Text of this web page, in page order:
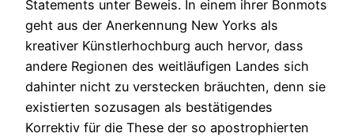
Statements unter Beweis. In einem ihrer Bonmots
geht aus der Anerkennung New Yorks als
kreativer Künstlerhochburg auch hervor, dass
andere Regionen des weitläufigen Landes sich
dahinter nicht zu verstecken bräuchten, denn sie
existierten sozusagen als bestätigendes
Korrektiv für die These der so apostrophierten